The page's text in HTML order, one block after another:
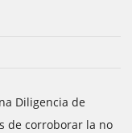
Diligencia de
de corroborar la no